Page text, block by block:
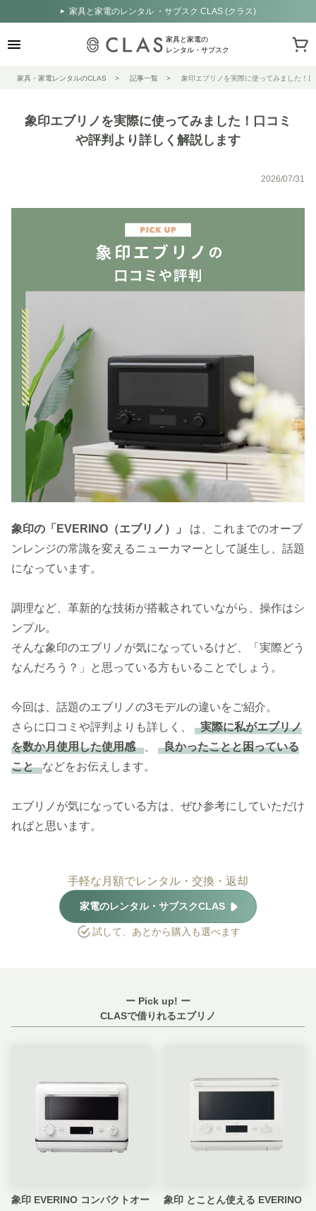
家具と家電のレンタル ・サブスク CLAS (クラス)
家具と家電の
レンタル・サブスク
家具・家電レンタルのCLAS 記事一覧 象印エブリノを実際に使ってみました！
象印エブリノを実際に使ってみました！口コミ
や評判より詳しく解説します
2026/07/31
象印の「EVERINO（エブリノ）」 は、これまでのオーブ
ンレンジの常識を変えるニューカマーとして誕生し、話題
になっています。
調理など、革新的な技術が搭載されていながら、操作はシ
ンプル。
そんな象印のエブリノが気になっているけど、「実際どう
なんだろう？」と思っている方もいることでしょう。
今回は、話題のエブリノの3モデルの違いをご紹介。
さらに口コミや評判よりも詳しく、
実際に私がエブリノ
を数か月使用した使用感
良かったことと困っている
こと などをお伝えします。
エブリノが気になっている方は、ぜひ参考にしていただけ
ればと思います。
手軽な月額でレンタル・交換・返却
家電のレンタル・サブスクCLAS
試して、あとから購入も選べます
ー Pick up! ー
CLASで借りれるエブリノ
象印 EVERINO コンパクトオー
象印 とことん使える EVERINO